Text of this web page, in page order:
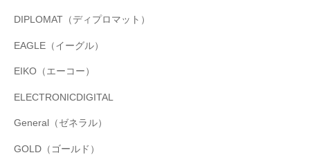
DIPLOMAT（ディプロマット）
EAGLE（イーグル）
EIKO（エーコー）
ELECTRONICDIGITAL
General（ゼネラル）
GOLD（ゴールド）